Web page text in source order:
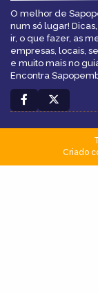
O melhor de
num só lugar!
ir, o que fazer, as
empresas, locais,
e muito mais no
Encontra
Criado